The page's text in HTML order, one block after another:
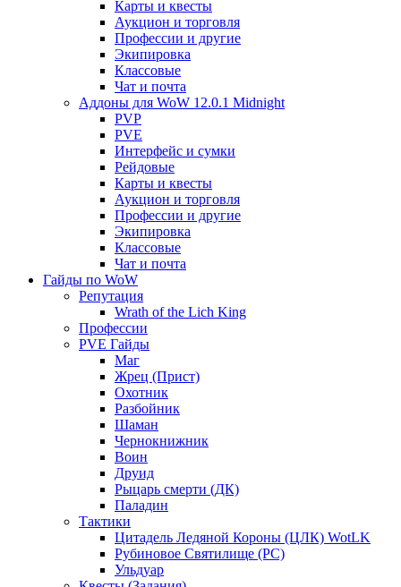
Карты и квесты
Аукцион и торговля
Профессии и другие
Экипировка
Классовые
Чат и почта
Аддоны для WoW 12.0.1 Midnight
PVP
PVE
Интерфейс и сумки
Рейдовые
Карты и квесты
Аукцион и торговля
Профессии и другие
Экипировка
Классовые
Чат и почта
Гайды по WoW
Репутация
Wrath of the Lich King
Профессии
PVE Гайды
Маг
Жрец (Прист)
Охотник
Разбойник
Шаман
Чернокнижник
Воин
Друид
Рыцарь смерти (ДК)
Паладин
Тактики
Цитадель Ледяной Короны (ЦЛК) WotLK
Рубиновое Святилище (РС)
Ульдуар